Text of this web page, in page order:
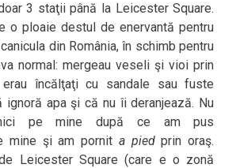
3 staţii până la Leicester Square.
o ploaie destul de enervantă pentru
din România, în schimb pentru
normal: mergeau veseli şi vioi prin
erau încălţaţi cu sandale sau fuste
ignoră apa şi că nu îi deranjează. Nu
pe mine după ce am pus
mine şi am pornit a piedprin oraş.
Leicester Square (care e o zonă